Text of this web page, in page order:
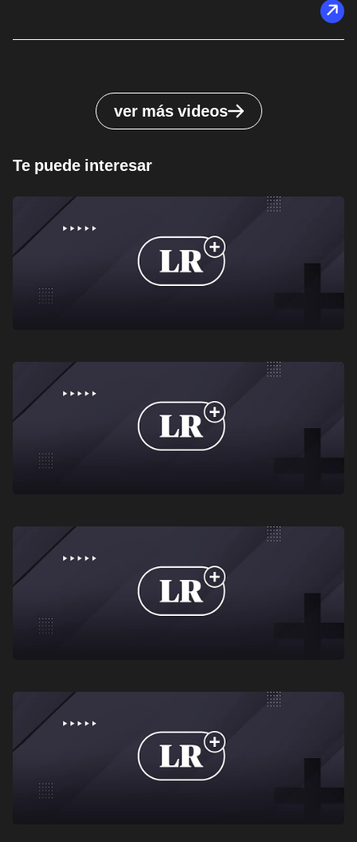
ver más videos
Te puede interesar